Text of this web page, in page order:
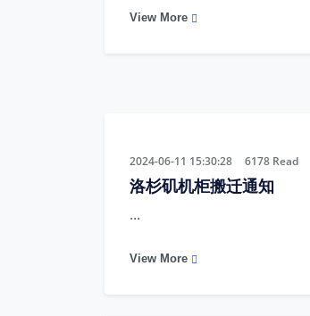
View More
2024-06-11 15:30:28 6178 Read
洛杉矶机柜搬迁通知
...
View More